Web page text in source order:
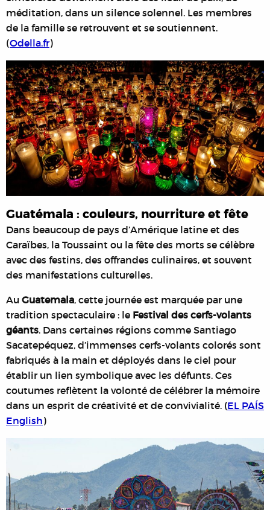
méditation, dans un silence solennel. Les membres
de la famille se retrouvent et se soutiennent.
(Odella.fr)
Guatémala : couleurs, nourriture et fête
Dans beaucoup de pays d’Amérique latine et des
Caraïbes, la Toussaint ou la fête des morts se célèbre
avec des festins, des offrandes culinaires, et souvent
des manifestations culturelles.
Au Guatemala, cette journée est marquée par une
tradition spectaculaire : le Festival des cerfs-volants
géants. Dans certaines régions comme Santiago
Sacatepéquez, d’immenses cerfs-volants colorés sont
fabriqués à la main et déployés dans le ciel pour
établir un lien symbolique avec les défunts. Ces
coutumes reflètent la volonté de célébrer la mémoire
dans un esprit de créativité et de convivialité. (EL PAÍS
English)